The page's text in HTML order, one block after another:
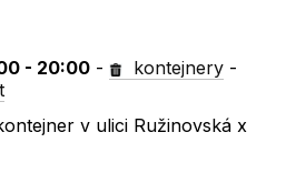
- 20:00 - kontejnery -
v ulici Ružinovská x